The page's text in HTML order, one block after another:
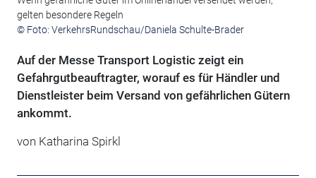
gelten besondere Regeln
© Foto: VerkehrsRundschau/Daniela Schulte-Brader
Auf der Messe Transport Logistic zeigt ein
Gefahrgutbeauftragter, worauf es für Händler und
Dienstleister beim Versand von gefährlichen Gütern
ankommt.
von Katharina Spirkl